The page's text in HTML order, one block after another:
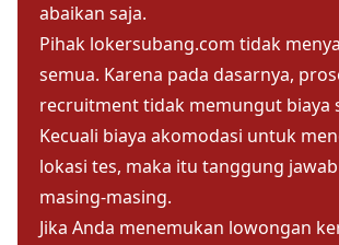
abaikan saja.
Pihak lokersubang.com tidak
semua. Karena pada dasarnya,
recruitment tidak memungut biaya
Kecuali biaya akomodasi untuk
lokasi tes, maka itu tanggung
masing-masing.
Jika Anda menemukan lowongan